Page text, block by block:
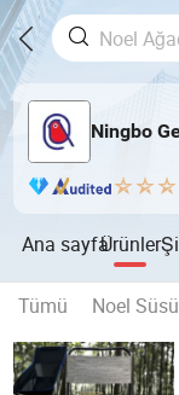
Ningbo
Ana sayfaÜrünler
Tümü Noel Süsü